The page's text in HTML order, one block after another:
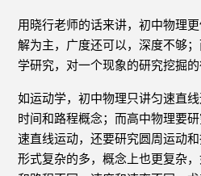
用晓行老师的话来讲，初中物理
解为主，广度还可以，深度不够
学研究，对一个现象的研究挖掘的
如运动学，初中物理只讲匀速直线
时间和路程概念；而高中物理要
速直线运动，还要研究圆周运动
形式复杂的多，概念上也更复杂